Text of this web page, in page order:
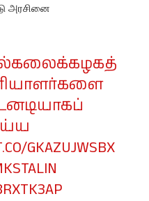
அரசினை
GKAZUJWSBX